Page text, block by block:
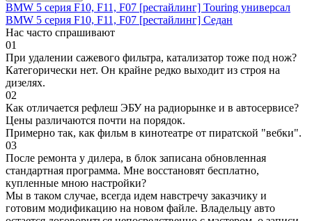
BMW 5 серия F10, F11, F07 [рестайлинг] Touring универсал
BMW 5 серия F10, F11, F07 [рестайлинг] Седан
Нас часто спрашивают
01
При удалении сажевого фильтра, катализатор тоже под нож?
Категорически нет. Он крайне редко выходит из строя на
дизелях.
02
Как отличается рефлеш ЭБУ на радиорынке и в автосервисе?
Цены различаются почти на порядок.
Примерно так, как фильм в кинотеатре от пиратской "вебки".
03
После ремонта у дилера, в блок записана обновленная
стандартная программа. Мне восстановят бесплатно,
купленные мною настройки?
Мы в таком случае, всегда идем навстречу заказчику и
готовим модификацию на новом файле. Владельцу авто